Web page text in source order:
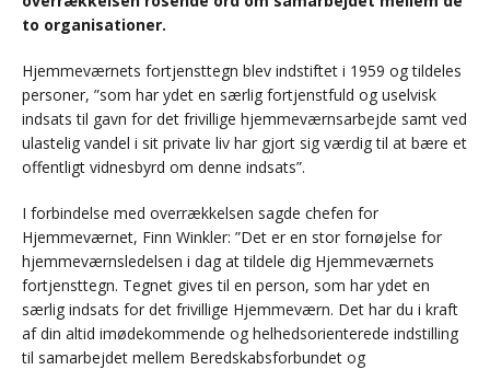
to organisationer.
Hjemmeværnets fortjensttegn blev indstiftet i 1959 og tildeles
personer, ”som har ydet en særlig fortjenstfuld og uselvisk
indsats til gavn for det frivillige hjemmeværnsarbejde samt ved
ulastelig vandel i sit private liv har gjort sig værdig til at bære et
offentligt vidnesbyrd om denne indsats”.
I forbindelse med overrækkelsen sagde chefen for
Hjemmeværnet, Finn Winkler: ”Det er en stor fornøjelse for
hjemmeværnsledelsen i dag at tildele dig Hjemmeværnets
fortjensttegn. Tegnet gives til en person, som har ydet en
særlig indsats for det frivillige Hjemmeværn. Det har du i kraft
af din altid imødekommende og helhedsorienterede indstilling
til samarbejdet mellem Beredskabsforbundet og